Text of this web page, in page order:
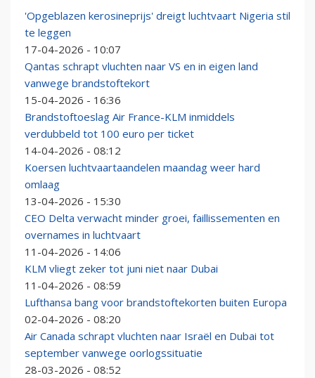
'Opgeblazen kerosineprijs' dreigt luchtvaart Nigeria stil
te leggen
17-04-2026 - 10:07
Qantas schrapt vluchten naar VS en in eigen land
vanwege brandstoftekort
15-04-2026 - 16:36
Brandstoftoeslag Air France-KLM inmiddels
verdubbeld tot 100 euro per ticket
14-04-2026 - 08:12
Koersen luchtvaartaandelen maandag weer hard
omlaag
13-04-2026 - 15:30
CEO Delta verwacht minder groei, faillissementen en
overnames in luchtvaart
11-04-2026 - 14:06
KLM vliegt zeker tot juni niet naar Dubai
11-04-2026 - 08:59
Lufthansa bang voor brandstoftekorten buiten Europa
02-04-2026 - 08:20
Air Canada schrapt vluchten naar Israël en Dubai tot
september vanwege oorlogssituatie
28-03-2026 - 08:52